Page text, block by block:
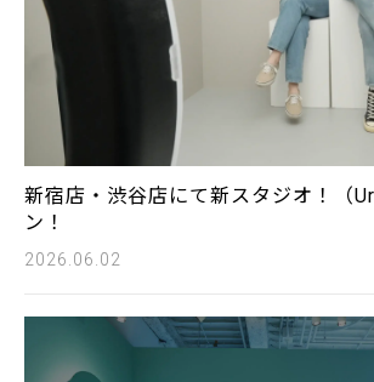
新宿店・渋谷店にて新スタジオ！（
ン！
2026.06.02